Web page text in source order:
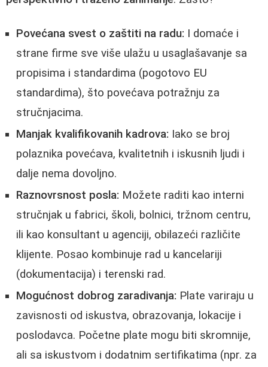
Povećana svest o zaštiti na radu: I domaće i
strane firme sve više ulažu u usaglašavanje sa
propisima i standardima (pogotovo EU
standardima), što povećava potražnju za
stručnjacima.
Manjak kvalifikovanih kadrova: Iako se broj
polaznika povećava, kvalitetnih i iskusnih ljudi i
dalje nema dovoljno.
Raznovrsnost posla: Možete raditi kao interni
stručnjak u fabrici, školi, bolnici, tržnom centru,
ili kao konsultant u agenciji, obilazeći različite
klijente. Posao kombinuje rad u kancelariji
(dokumentacija) i terenski rad.
Mogućnost dobrog zaradivanja: Plate variraju u
zavisnosti od iskustva, obrazovanja, lokacije i
poslodavca. Početne plate mogu biti skromnije,
ali sa iskustvom i dodatnim sertifikatima (npr. za